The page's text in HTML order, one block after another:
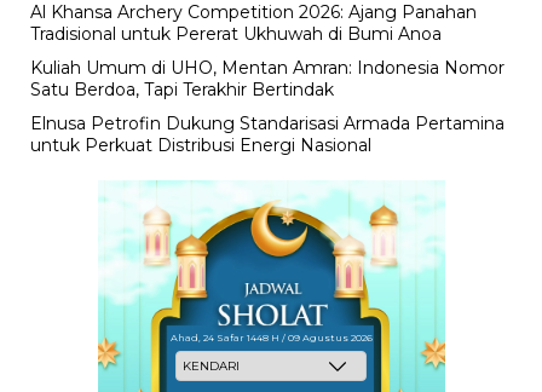
Al Khansa Archery Competition 2026: Ajang Panahan
Tradisional untuk Pererat Ukhuwah di Bumi Anoa
Kuliah Umum di UHO, Mentan Amran: Indonesia Nomor
Satu Berdoa, Tapi Terakhir Bertindak
Elnusa Petrofin Dukung Standarisasi Armada Pertamina
untuk Perkuat Distribusi Energi Nasional
Ahad, 24 Safar 1448 H / 09 Agustus 2026